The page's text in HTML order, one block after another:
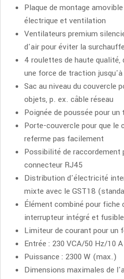
Plaque de montage
électrique et ventilation
Ventilateurs premium
d'air pour éviter la surchauffe
4 roulettes de haute qualité,
une force de traction jusqu'à
Sac au niveau du couvercle
objets, p. ex. câble réseau
Poignée de poussée pour
Porte-couvercle pour que le
referme pas facilement
Possibilité de raccordement
connecteur RJ45
Distribution d'électricité
mixte avec le GST18
Élément combiné pour fiche
interrupteur intégré et
Limiteur de courant pour un
Entrée : 230 VCA/50 Hz/10 A
Puissance : 2300 W (max.)
Dimensions maximales de